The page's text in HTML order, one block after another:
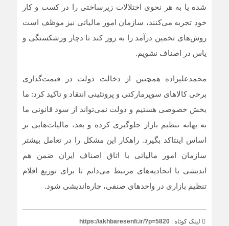
شده یا به هر نحوی اختلالات زیرساختی را در کسب و کار
خود تجربه می‌کنند، سازمان امور مالیاتی نیز موظف است
روش‌های تخمین درآمد را به روز کند تا دچار ورشکستگی و
یاس در اصناف نشویم.
محمدعلیزاده همچنین از دخالت دولت در قیمت‌گذاری
برخی کالاهای سوپرمارکتی و پروتئینی انتقاد و تاکید کرد: ما
بخش خصوصی هستیم و دولت نمی‌تواند از سود قانونی ما
به بهانه تنظیم بازار جلوگیری کرده و بعد، مالیات‌هایی بر
اساس اینتاکد بگیرد. راهکار این مشکل را در تعامل بیشتر
سازمان امور مالیاتی با اتاق اصناف ایران ضمن هم
اندیشی با اتحادیه‌های مرتبط می‌دانم تا برای توزیع اقلام
تنظیم بازاری در واحدهای صنفی، چاره‌اندیشی شود.
لینک کوتاه : https://akhbaresenfi.ir/?p=5820